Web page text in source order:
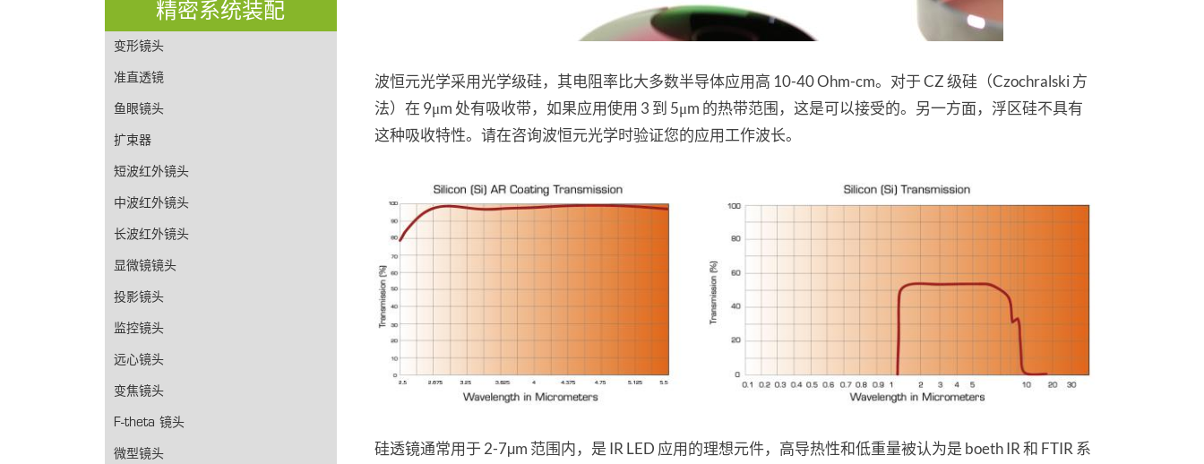
精密系统装配
变形镜头
准直透镜
鱼眼镜头
扩束器
短波红外镜头
中波红外镜头
长波红外镜头
显微镜镜头
投影镜头
监控镜头
远心镜头
变焦镜头
F-theta 镜头
微型镜头
波恒元光学采用光学级硅，其电阻率比大多数半导体应用高 10-40 Ohm-cm。对于 CZ 级硅（Czochralski 方
法）在 9μm 处有吸收带，如果应用使用 3 到 5μm 的热带范围，这是可以接受的。另一方面，浮区硅不具有
这种吸收特性。请在咨询波恒元光学时验证您的应用工作波长。
硅透镜通常用于 2-7µm 范围内，是 IR LED 应用的理想元件，高导热性和低重量被认为是 boeth IR 和 FTIR 系